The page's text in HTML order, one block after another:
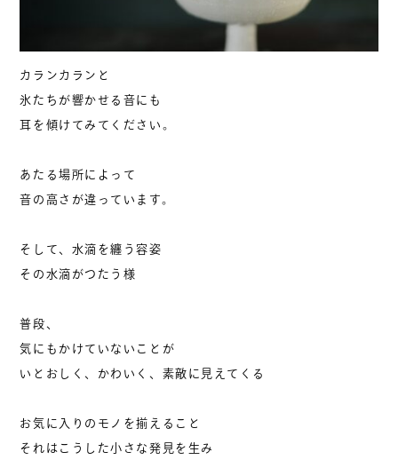
カランカランと
氷たちが響かせる音にも
耳を傾けてみてください。
あたる場所によって
音の高さが違っています。
そして、水滴を纏う容姿
その水滴がつたう様
普段、
気にもかけていないことが
いとおしく、かわいく、素敵に見えてくる
お気に入りのモノを揃えること
それはこうした小さな発見を生み